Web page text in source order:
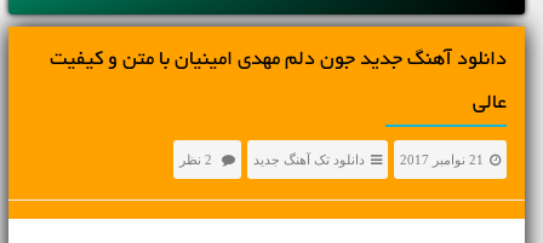
دانلود آهنگ جديد جون دلم مهدی امینیان با متن و کیفیت
عالی
21 نوامبر 2017 دانلود تک آهنگ جدید